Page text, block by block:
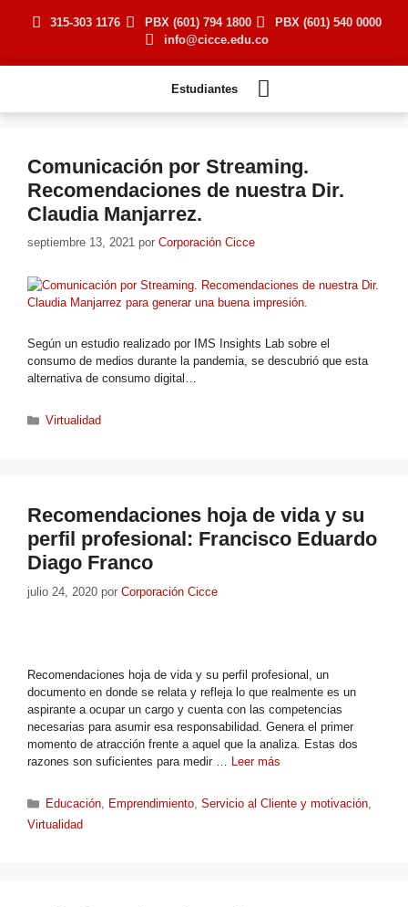
315-303 1176 PBX (601) 794 1800
PBX (601) 540 0000
info@cicce.edu.co
Estudiantes
Virtualidad
Comunicación por Streaming.
Recomendaciones de nuestra Dir.
Claudia Manjarrez.
septiembre 13, 2021 por Corporación Cicce
Según un estudio realizado por IMS Insights Lab sobre el
consumo de medios durante la pandemia, se descubrió que esta
alternativa de consumo digital…
Virtualidad
Recomendaciones hoja de vida y su
perfil profesional: Francisco Eduardo
Diago Franco
julio 24, 2020 por Corporación Cicce
Recomendaciones hoja de vida y su perfil profesional, un
documento en donde se relata y refleja lo que realmente es un
aspirante a ocupar un cargo y cuenta con las competencias
necesarias para asumir esa responsabilidad. Genera el primer
momento de atracción frente a aquel que la analiza. Estas dos
razones son suficientes para medir …
Leer más
Educación, Emprendimiento,Servicio al Cliente y motivación,
Virtualidad